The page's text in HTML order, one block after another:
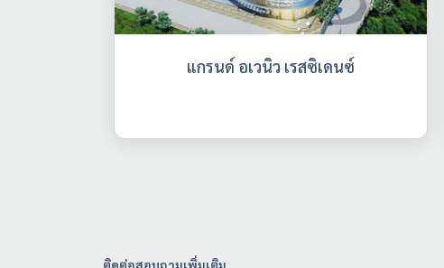
แกรนด์ อเวนิว เรสซิเดนซ์
ติดต่อสอบถามเพิ่มเติม